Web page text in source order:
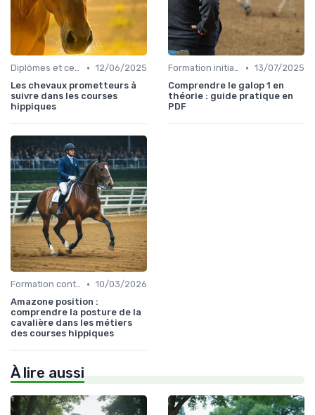
Diplômes et certifications • 12/06/2025
Les chevaux prometteurs à
suivre dans les courses
hippiques
Formation initiale • 13/07/2025
Comprendre le galop 1 en
théorie : guide pratique en
PDF
Formation continue • 10/03/2026
Amazone position :
comprendre la posture de la
cavalière dans les métiers
des courses hippiques
À lire aussi